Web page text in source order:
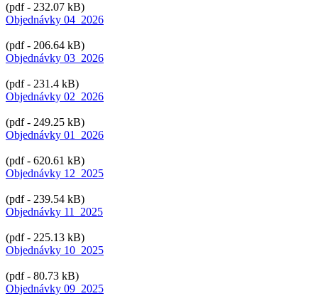
(pdf - 232.07 kB)
Objednávky 04_2026
(pdf - 206.64 kB)
Objednávky 03_2026
(pdf - 231.4 kB)
Objednávky 02_2026
(pdf - 249.25 kB)
Objednávky 01_2026
(pdf - 620.61 kB)
Objednávky 12_2025
(pdf - 239.54 kB)
Objednávky 11_2025
(pdf - 225.13 kB)
Objednávky 10_2025
(pdf - 80.73 kB)
Objednávky 09_2025